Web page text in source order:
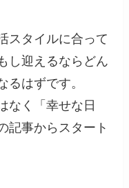
スタイルに合って
し迎えるならどん
るはずです。
なく「幸せな日
記事からスタート